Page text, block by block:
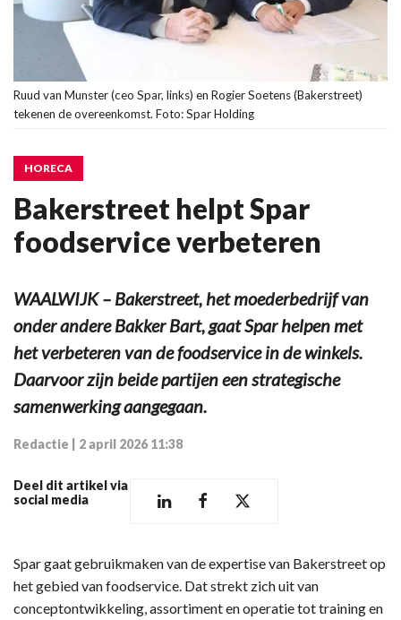
Ruud van Munster (ceo Spar, links) en Rogier Soetens (Bakerstreet)
tekenen de overeenkomst. Foto: Spar Holding
HORECA
Bakerstreet helpt Spar
foodservice verbeteren
WAALWIJK – Bakerstreet, het moederbedrijf van
onder andere Bakker Bart, gaat Spar helpen met
het verbeteren van de foodservice in de winkels.
Daarvoor zijn beide partijen een strategische
samenwerking aangegaan.
Redactie 2 april 2026 11:38
Deel dit artikel via
social media
Spar gaat gebruikmaken van de expertise van Bakerstreet op
het gebied van foodservice. Dat strekt zich uit van
conceptontwikkeling, assortiment en operatie tot training en